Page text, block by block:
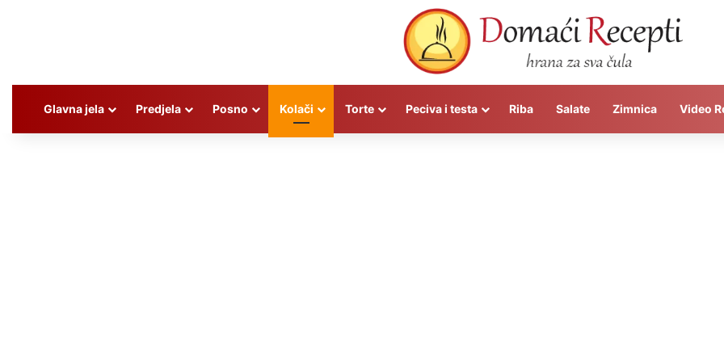
Glavna jela Predjela Posno Kolači Torte Peciva i testa Riba Salate Zimnica Video